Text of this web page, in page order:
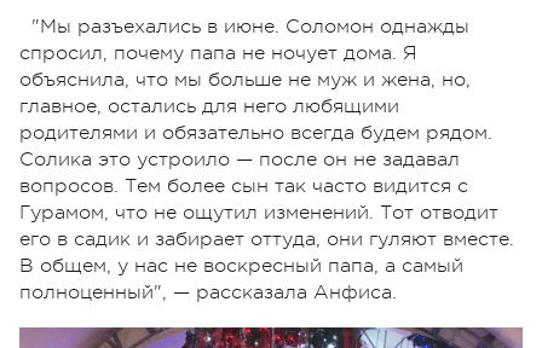
"Мы разъехались в июне. Соломон однажды
спросил, почему папа не ночует дома. Я
объяснила, что мы больше не муж и жена, но,
главное, остались для него любящими
родителями и обязательно всегда будем рядом.
Солика это устроило — после он не задавал
вопросов. Тем более сын так часто видится с
Гурамом, что не ощутил изменений. Тот отводит
его в садик и забирает оттуда, они гуляют вместе.
В общем, у нас не воскресный папа, а самый
полноценный", — рассказала Анфиса.